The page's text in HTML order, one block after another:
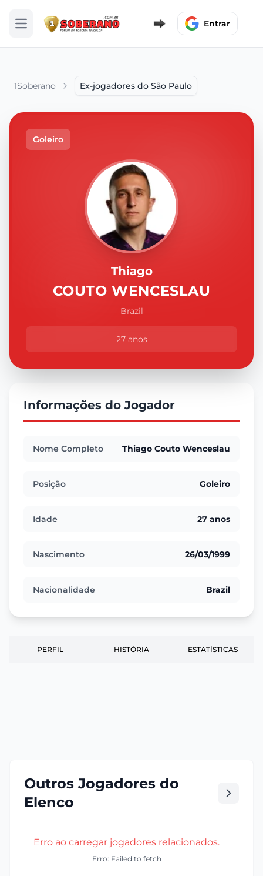
Abrir menu Entrar
1Soberano Ex-jogadores do São Paulo
Goleiro
Thiago
COUTO WENCESLAU
Brazil
27 anos
Informações do Jogador
Nome Completo Thiago Couto Wenceslau
Posição Goleiro
Idade 27 anos
Nascimento 26/03/1999
Nacionalidade Brazil
PERFIL HISTÓRIA ESTATÍSTICAS
Outros Jogadores do
Elenco
Erro ao carregar jogadores relacionados.
Erro: Failed to fetch